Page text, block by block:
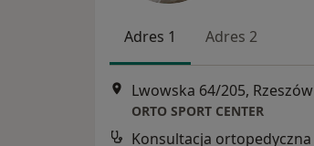
Adres 1 Adres 2
Lwowska 64/205, Rzeszów
ORTO SPORT CENTER
Konsultacja ortopedyczna